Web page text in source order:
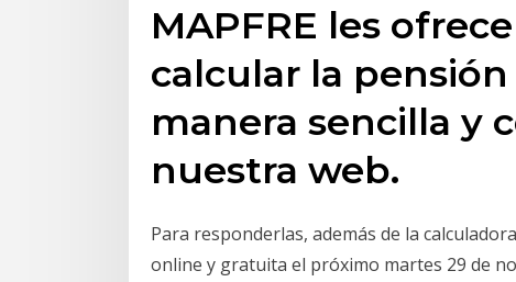
MAPFRE les
calcular la
manera sencilla y
nuestra web.
Para responderlas, además de la
online y gratuita el próximo martes 29 de